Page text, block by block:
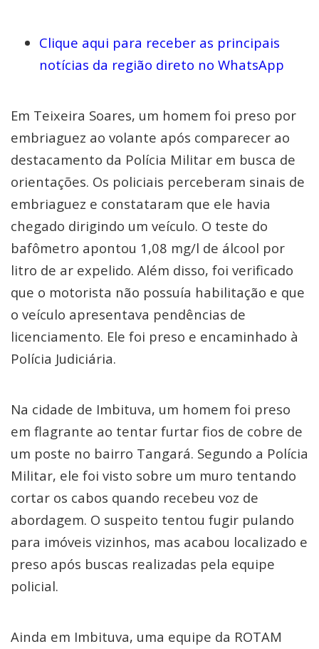
Clique aqui para receber as principais
notícias da região direto no WhatsApp
Em Teixeira Soares, um homem foi preso por
embriaguez ao volante após comparecer ao
destacamento da Polícia Militar em busca de
orientações. Os policiais perceberam sinais de
embriaguez e constataram que ele havia
chegado dirigindo um veículo. O teste do
bafômetro apontou 1,08 mg/l de álcool por
litro de ar expelido. Além disso, foi verificado
que o motorista não possuía habilitação e que
o veículo apresentava pendências de
licenciamento. Ele foi preso e encaminhado à
Polícia Judiciária.
Na cidade de Imbituva, um homem foi preso
em flagrante ao tentar furtar fios de cobre de
um poste no bairro Tangará. Segundo a Polícia
Militar, ele foi visto sobre um muro tentando
cortar os cabos quando recebeu voz de
abordagem. O suspeito tentou fugir pulando
para imóveis vizinhos, mas acabou localizado e
preso após buscas realizadas pela equipe
policial.
Ainda em Imbituva, uma equipe da ROTAM